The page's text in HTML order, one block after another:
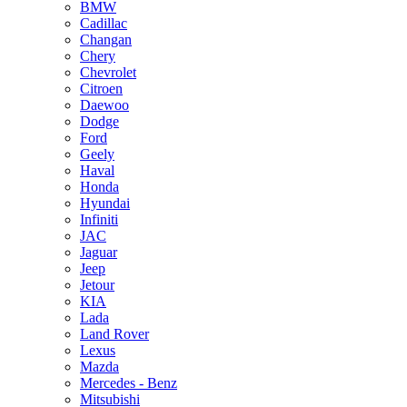
BMW
Cadillac
Changan
Chery
Chevrolet
Citroen
Daewoo
Dodge
Ford
Geely
Haval
Honda
Hyundai
Infiniti
JAC
Jaguar
Jeep
Jetour
KIA
Lada
Land Rover
Lexus
Mazda
Mercedes - Benz
Mitsubishi